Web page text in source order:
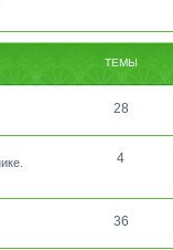
ТЕМЫ
28
4
36